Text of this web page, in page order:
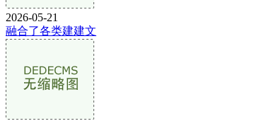
2026-05-21
融合了各类建建文